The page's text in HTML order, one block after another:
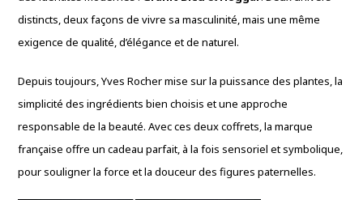
distincts, deux façons de vivre sa masculinité, mais une même
exigence de qualité, d’élégance et de naturel.
Depuis toujours, Yves Rocher mise sur la puissance des plantes, la
simplicité des ingrédients bien choisis et une approche
responsable de la beauté. Avec ces deux coffrets, la marque
française offre un cadeau parfait, à la fois sensoriel et symbolique,
pour souligner la force et la douceur des figures paternelles.